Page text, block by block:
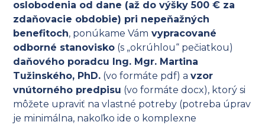
oslobodenia od dane (až do výšky 500 € za
zdaňovacie obdobie) pri nepeňažných
benefitoch, ponúkame Vám vypracované
odborné stanovisko (s „okrúhlou“ pečiatkou)
daňového poradcu Ing. Mgr. Martina
Tužinského, PhD. (vo formáte pdf) avzor
vnútorného predpisu (vo formáte docx), ktorý si
môžete upraviť na vlastné potreby (potreba úprav
je minimálna, nakoľko ide o komplexne